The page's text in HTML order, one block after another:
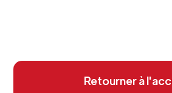
Retourner à